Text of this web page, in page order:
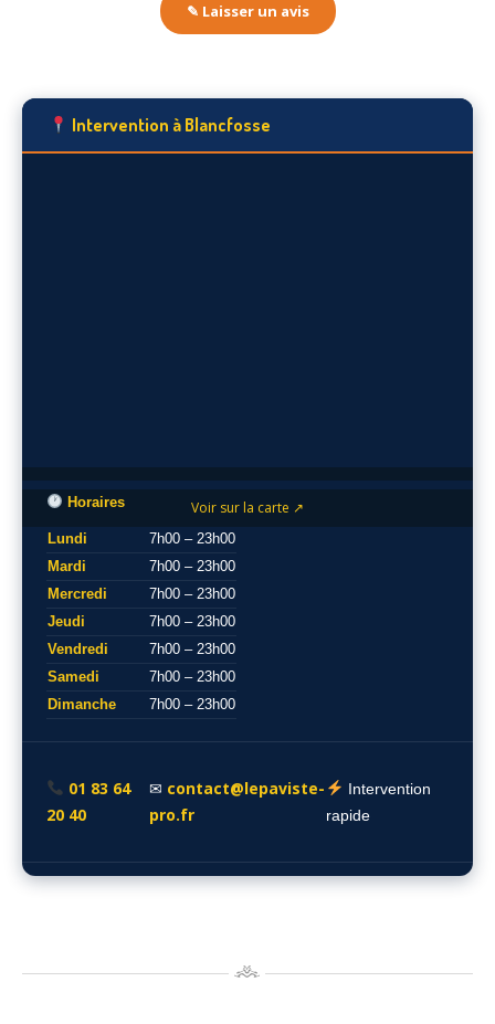
✎ Laisser un avis
Intervention à Blancfosse
Voir sur la carte ↗
Horaires
Lundi
7h00 – 23h00
Mardi
7h00 – 23h00
Mercredi
7h00 – 23h00
Jeudi
7h00 – 23h00
Vendredi
7h00 – 23h00
Samedi
7h00 – 23h00
Dimanche
7h00 – 23h00
01 83 64
20 40
✉ contact@lepaviste-
pro.fr
Intervention
rapide